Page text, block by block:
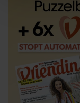
personaliseren,
en om ons
informatie over
partners voor
partners kunnen
informatie die u
verzameld op
gaat akkoord met